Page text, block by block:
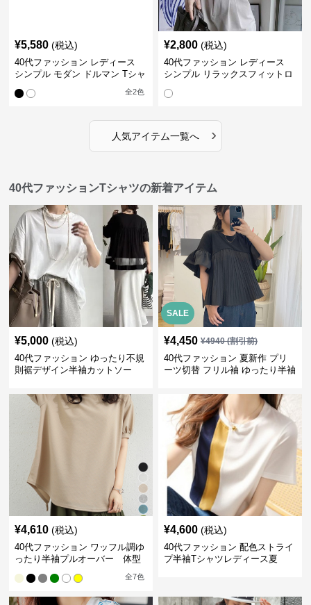
¥5,580 (税込)
40代ファッション レディース
シンプル モダン ドルマン Tシャ
全2色
¥2,800 (税込)
40代ファッション レディース
シンプル リラックスフィットロ
人気アイテム一覧へ ›
40代ファッションTシャツの新着アイテム
¥5,000 (税込)
40代ファッション ゆったり不規
則裾デザイン半袖カットソー
SALE
¥4,450 ¥4940(割引前)
40代ファッション 夏新作 プリ
ーツ切替 フリル袖 ゆったり半袖
¥4,610 (税込)
40代ファッション ワッフル調ゆ
ったり半袖プルオーバー 体型
全7色
¥4,600 (税込)
40代ファッション 配色ストライ
プ半袖Tシャツレディース夏